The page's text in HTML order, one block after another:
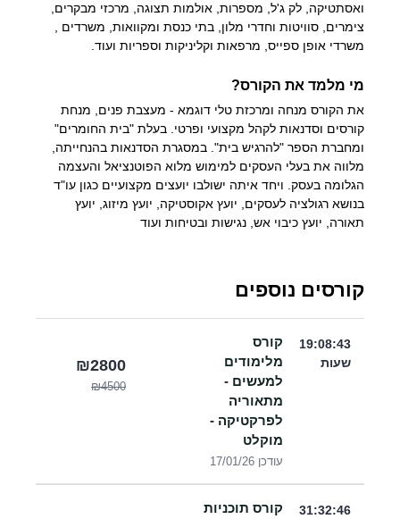
ואסתטיקה, לק ג'ל, מספרות, אולמות תצוגה, מרכזי מבקרים,
צימרים, סוויטות וחדרי מלון, בתי כנסת ומקוואות, משרדים ,
משרדי אופן ספייס, מרפאות וקליניקות וספריות ועוד.
מי מלמד את הקורס?
את הקורס מנחה ומרכזת טלי דוגמא - מעצבת פנים, מנחת
קורסים וסדנאות לקהל מקצועי ופרטי. בעלת "בית החומרים"
ומחברת הספר "להרגיש בית". במסגרת הסדנאות בהנחייתה,
מלווה את בעלי העסקים למימוש מלוא הפוטנציאל והעצמה
הגלומה בעסק. ויחד איתה ישולבו יועצים מקצועיים כגון עו"ד
בנושא רגולציה לעסקים, יועץ אקוסטיקה, יועץ מיזוג, יועץ
תאורה, יועץ כיבוי אש, נגישות ובטיחות ועוד
קורסים נוספים
19:08:43
שעות
קורס
מלימודים
למעשים -
מתאוריה
לפרקטיקה -
מוקלט
עודכן 17/01/26
₪4500
₪2800
31:32:46
קורס תוכניות